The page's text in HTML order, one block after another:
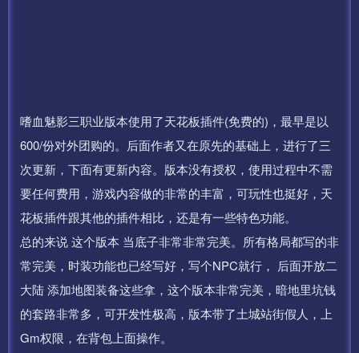
嗜血魅影三职业版本使用了天花板插件(免费的)，最早是以
600/份对外团购的。后面作者又在原先的基础上，进行了三
次更新，下面有更新内容。版本没有授权，使用过程中不需
要任何费用，游戏内容做的非常的丰富，可玩性也挺好，天
花板插件跟其他的插件相比，还是有一些特色功能。
总的来说 这个版本 当底子非常非常完美。所有格局都写的非
常完美，时装功能也已经写好，写个NPC就行， 后面开放二
大陆 添加地图装备这些拿，这个版本非常完美，暗地里坑钱
的套路非常多，可开发性极高，版本带了土城站街假人，上
Gm权限，在背包上面操作。